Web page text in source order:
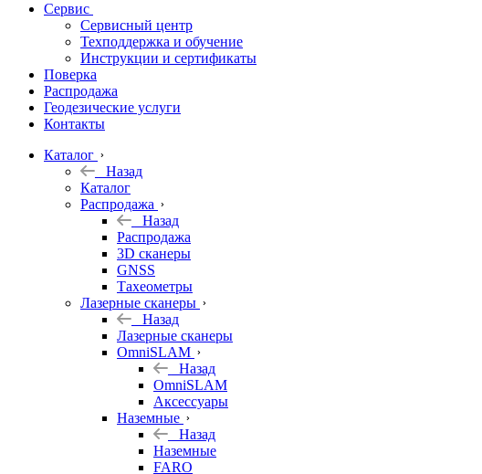
Сервис
Сервисный центр
Техподдержка и обучение
Инструкции и сертификаты
Поверка
Распродажа
Геодезические услуги
Контакты
Каталог
Назад
Каталог
Распродажа
Назад
Распродажа
3D сканеры
GNSS
Тахеометры
Лазерные сканеры
Назад
Лазерные сканеры
OmniSLAM
Назад
OmniSLAM
Аксессуары
Наземные
Назад
Наземные
FARO